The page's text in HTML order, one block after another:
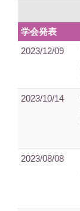
学会発表
2023/12/09
2023/10/14
2023/08/08